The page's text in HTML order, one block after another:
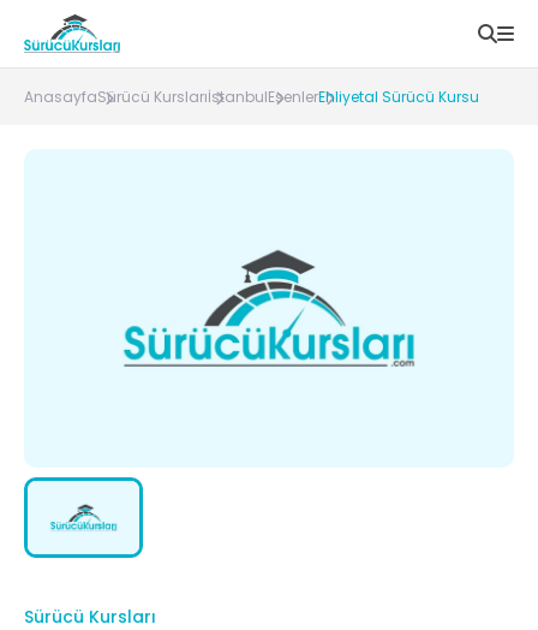
AnasayfaSürücü KurslarıİstanbulEsenlerEhliyetal Sürücü Kursu
Sürücü Kursları